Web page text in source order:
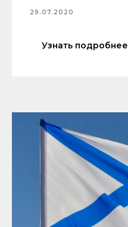
29.07.2020
Узнать подробнее